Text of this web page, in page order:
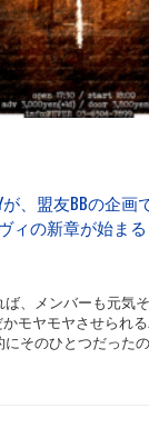
が、盟友BBの
ィの新章が始まる
、メンバーも元気
モヤモヤさせられ
そのひとつだった